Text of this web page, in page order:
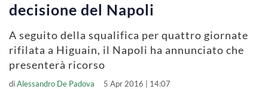
decisione del Napoli
A seguito della squalifica per quattro giornate
rifilata a Higuain, il Napoli ha annunciato che
presenterà ricorso
diAlessandro De Padova 5 Apr 2016 | 14:07